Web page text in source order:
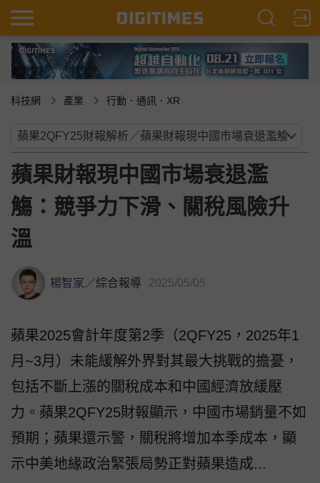
科技網 產業 行動．通訊．XR
蘋果財報現中國市場衰退濫
觴：競爭力下滑、關稅風險升
溫
楊智家／綜合報導 2025/05/05
蘋果2025會計年度第2季（2QFY25，2025年1
月~3月）未能緩解外界對其最大挑戰的擔憂，
包括不斷上漲的關稅成本和中國經濟放緩壓
力。蘋果2QFY25財報顯示，中國市場銷量不如
預期；蘋果還示警，關稅將增加本季成本，顯
示中美地緣政治緊張局勢正對蘋果造成...